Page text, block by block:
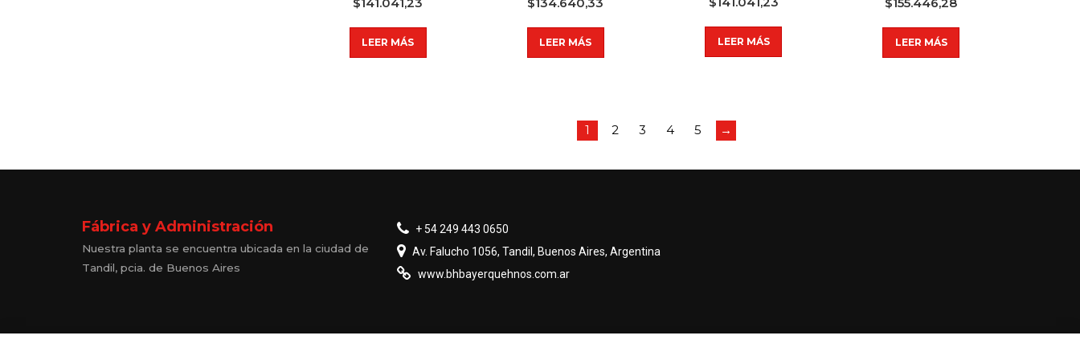
LEER MÁS LEER MÁS LEER MÁS LEER MÁS
1 2 3 4 5 →
Fábrica y Administración
Nuestra planta se encuentra ubicada en la ciudad de
Tandil, pcia. de Buenos Aires
+ 54 249 443 0650
Av. Falucho 1056, Tandil, Buenos Aires, Argentina
www.bhbayerquehnos.com.ar